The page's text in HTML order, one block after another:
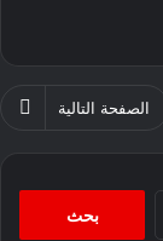
الصفحة التالية